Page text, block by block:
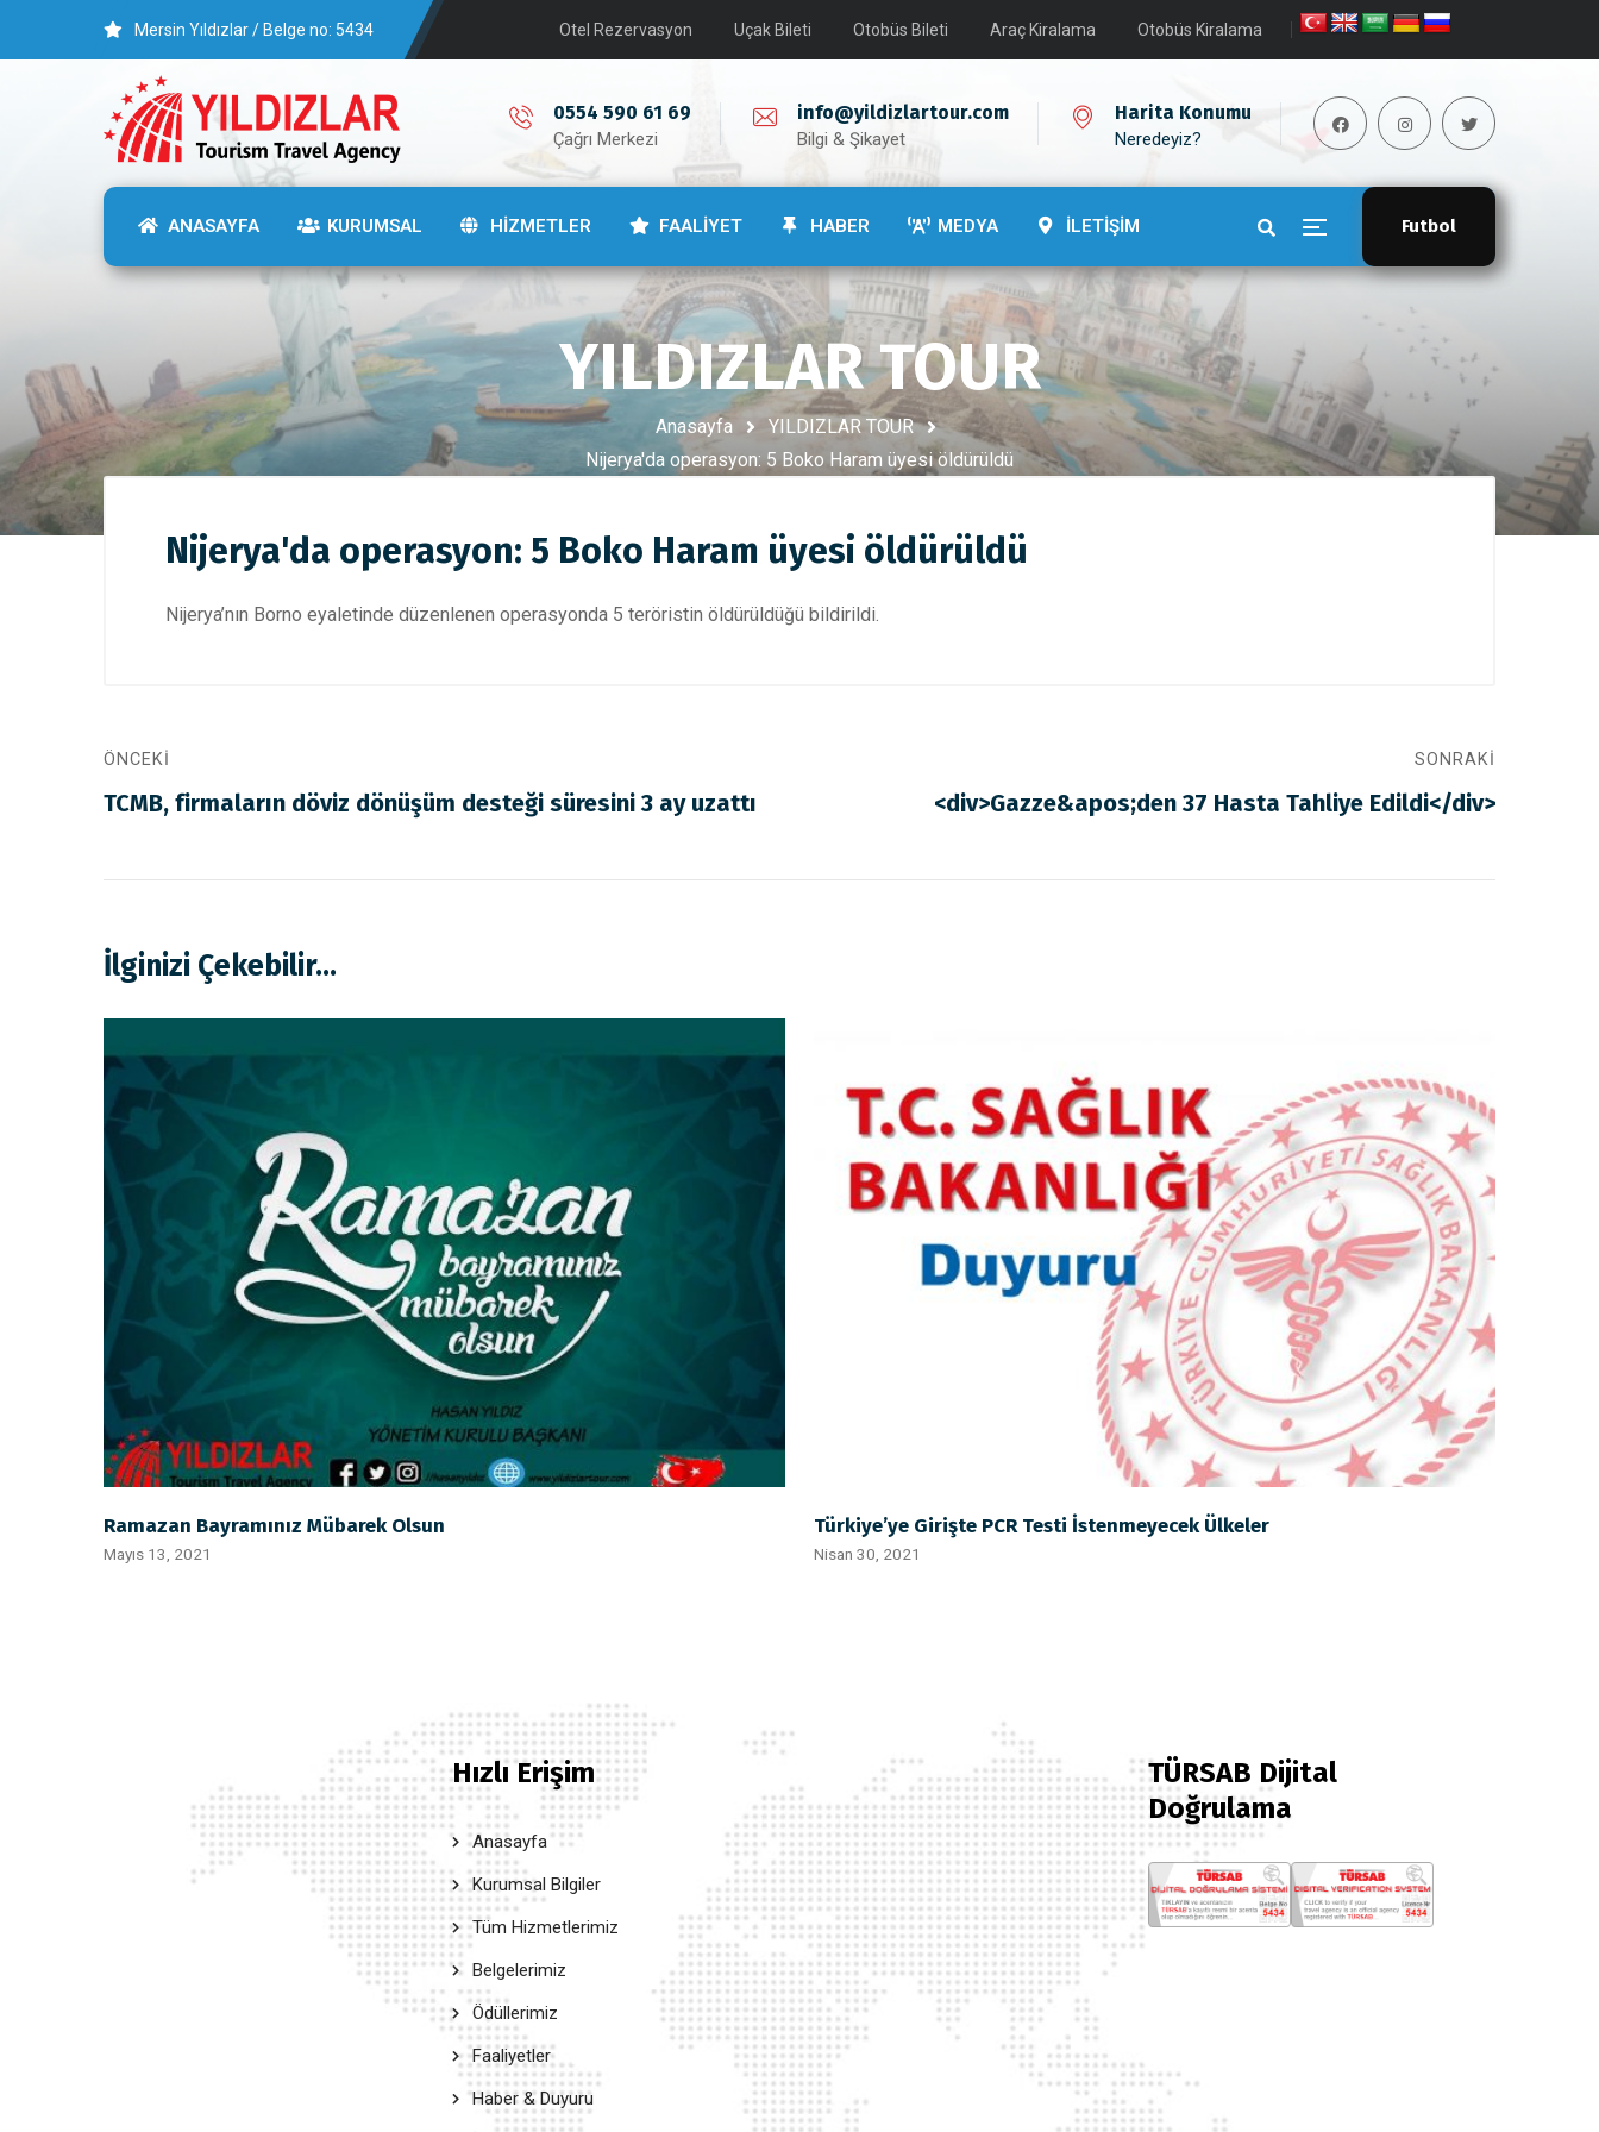
Mersin Yıldızlar / Belge no: 5434 Otel Rezervasyon Uçak Bileti Otobüs Bileti Araç Kiralama Otobüs Kiralama
0554 590 61 69
Çağrı Merkezi
info@yildizlartour.com
Bilgi & Şikayet
Harita Konumu
Neredeyiz?
Futbol
ANASAYFA KURUMSAL HİZMETLER FAALİYET HABER MEDYA İLETİŞİM
YILDIZLAR TOUR
Anasayfa
YILDIZLAR TOUR
Nijerya'da operasyon: 5 Boko Haram üyesi öldürüldü
Nijerya'da operasyon: 5 Boko Haram üyesi öldürüldü
Nijerya’nın Borno eyaletinde düzenlenen operasyonda 5 teröristin öldürüldüğü bildirildi.
ÖNCEKI
TCMB, firmaların döviz dönüşüm desteği süresini 3 ay uzattı
SONRAKI
<div>Gazze&apos;den 37 Hasta Tahliye Edildi</div>
İlginizi Çekebilir...
Ramazan Bayramınız Mübarek Olsun
Mayıs 13, 2021
Türkiye’ye Girişte PCR Testi İstenmeyecek Ülkeler
Nisan 30, 2021
Hızlı Erişim
Anasayfa
Kurumsal Bilgiler
Tüm Hizmetlerimiz
Belgelerimiz
Ödüllerimiz
Faaliyetler
Haber & Duyuru
TÜRSAB Dijital
Doğrulama